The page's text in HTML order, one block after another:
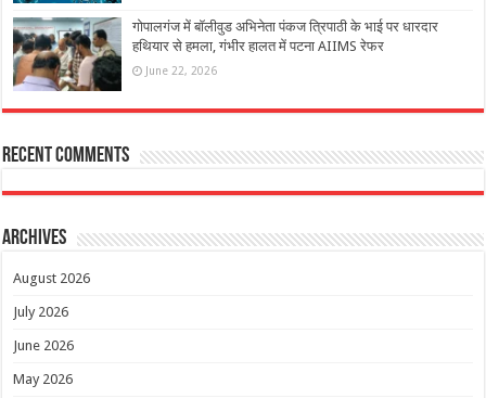
गोपालगंज में बॉलीवुड अभिनेता पंकज त्रिपाठी के भाई पर धारदार
हथियार से हमला, गंभीर हालत में पटना AIIMS रेफर
June 22, 2026
Recent Comments
Archives
August 2026
July 2026
June 2026
May 2026